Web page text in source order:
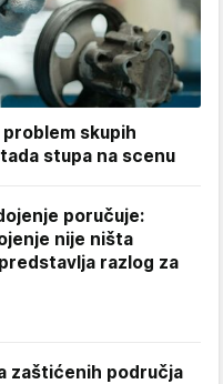
skupih
stupa na scenu
poručuje:
nije ništa
razlog za
zaštićenih područja